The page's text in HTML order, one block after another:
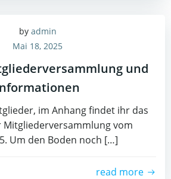
by admin
Mai 18, 2025
und
im Anhang findet ihr das
vom
Um den Boden noch […]
read more